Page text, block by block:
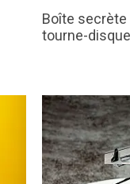
Boîte
tourne-disque